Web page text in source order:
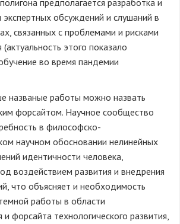
предполагается разработка и
экспертных обсуждений и слушаний в
связанных с проблемами и рисками
этого показало
во время пандемии
названые работы можно назвать
форсайтом. Научное сообщество
в философско-
научном обосновании нелинейных
идентичности человека,
воздействием развития и внедрения
что объясняет и необходимость
работы в области
и форсайта технологического развития,